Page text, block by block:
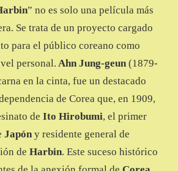
” no es solo una película más
Se trata de un proyecto cargado
para el público coreano como
personal. Ahn Jung-geun (1879-
en la cinta, fue un destacado
de Corea que, en 1909,
de Ito Hirobumi, el primer
Japón y residente general de
de Harbin. Este suceso histórico